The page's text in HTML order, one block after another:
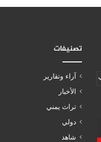
تصنيفات
آراء وتقارير
الأخبار
تراث يمني
دولي
شاهد